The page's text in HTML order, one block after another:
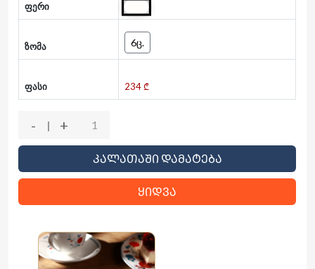
ფერი
ზომა 6ც.
ფასი 234 ₾
- +
ᲙᲐᲚᲐᲗᲐᲨᲘ ᲓᲐᲛᲐᲢᲔᲑᲐ
ᲧᲘᲓᲕᲐ